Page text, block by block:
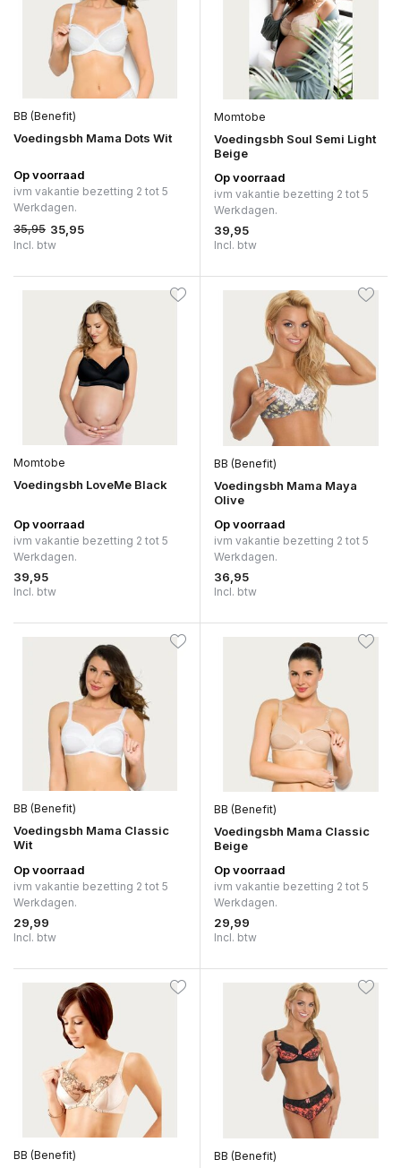
BB (Benefit)
Voedingsbh Mama Dots Wit
Op voorraad
ivm vakantie bezetting 2 tot 5
Werkdagen.
35,95 35,95
Incl. btw
Momtobe
Voedingsbh Soul Semi Light
Beige
Op voorraad
ivm vakantie bezetting 2 tot 5
Werkdagen.
39,95
Incl. btw
Momtobe
Voedingsbh LoveMe Black
Op voorraad
ivm vakantie bezetting 2 tot 5
Werkdagen.
39,95
Incl. btw
BB (Benefit)
Voedingsbh Mama Maya
Olive
Op voorraad
ivm vakantie bezetting 2 tot 5
Werkdagen.
36,95
Incl. btw
BB (Benefit)
Voedingsbh Mama Classic
Wit
Op voorraad
ivm vakantie bezetting 2 tot 5
Werkdagen.
29,99
Incl. btw
BB (Benefit)
Voedingsbh Mama Classic
Beige
Op voorraad
ivm vakantie bezetting 2 tot 5
Werkdagen.
29,99
Incl. btw
BB (Benefit) BB (Benefit)